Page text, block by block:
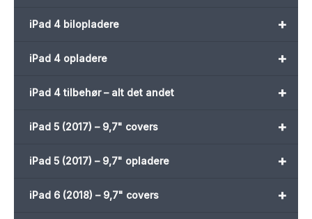
+
iPad 4 bilopladere
+
iPad 4 opladere
+
iPad 4 tilbehør – alt det andet
+
iPad 5 (2017) – 9,7" covers
+
iPad 5 (2017) – 9,7" opladere
+
iPad 6 (2018) – 9,7" covers